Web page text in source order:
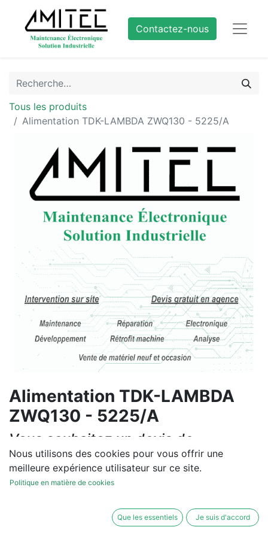
Contactez-nous
Tous les produits
Alimentation TDK-LAMBDA ZWQ130 - 5225/A
Alimentation TDK-LAMBDA
ZWQ130 - 5225/A
Vous souhaitez un devis de
réparation ou de vente, un
diagnostic sur site?
Nous utilisons des cookies pour vous offrir une
meilleure expérience utilisateur sur ce site.
Politique en matière de cookies
Que les essentiels Je suis d'accord